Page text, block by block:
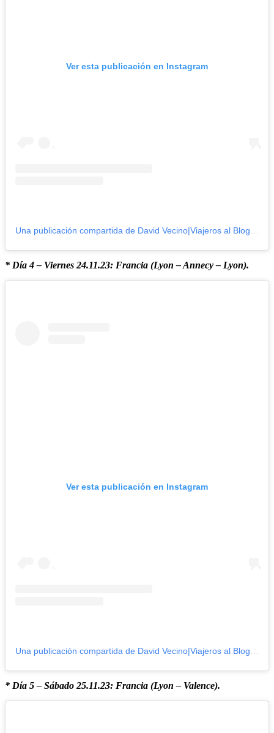
Ver esta publicación en Instagram
* Día 4 – Viernes 24.11.23: Francia (Lyon – Annecy – Lyon).
Ver esta publicación en Instagram
* Día 5 – Sábado 25.11.23: Francia (Lyon – Valence).